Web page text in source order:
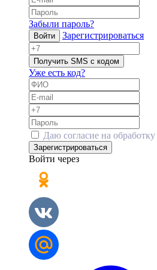
Забыли пароль?
Войти Зарегистрироваться
Получить SMS с кодом
Уже есть код?
Даю согласие на обработку
Зарегистрироваться
Войти через